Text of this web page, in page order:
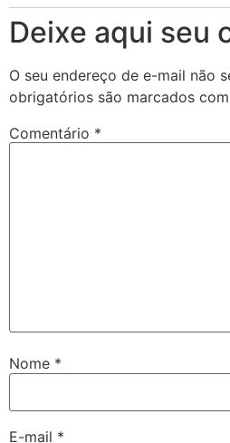
Deixe aqui seu
O seu endereço de e-mail não
obrigatórios são marcados com
Comentário *
Nome *
E-mail *